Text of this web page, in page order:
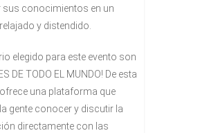
conocimientos en un
y distendido.
elegido para este evento son
DE TODO EL MUNDO! De esta
una plataforma que
gente conocer y discutir la
directamente con las